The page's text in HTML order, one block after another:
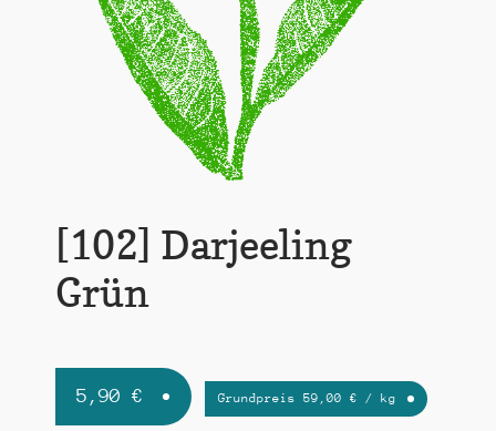
k
t
i
o
n
[102] Darjeeling
Grün
5,90 € Grundpreis59,00€ / kg